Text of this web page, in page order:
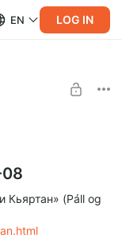
EN LOG IN
Кьяртан» (Páll og